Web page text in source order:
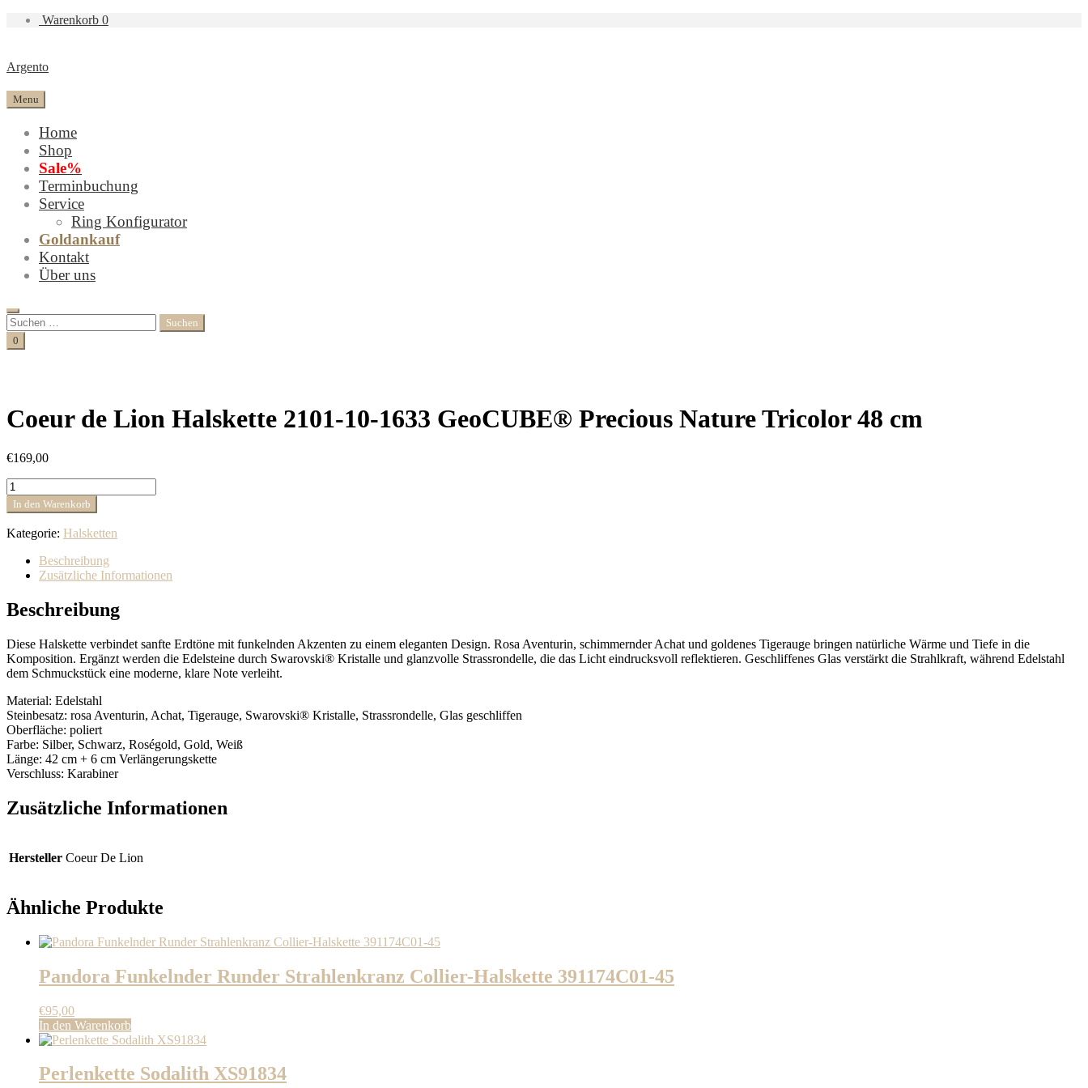
Warenkorb 0
Argento
Menu
Home
Shop
Sale%
Terminbuchung
Service
Ring Konfigurator
Goldankauf
Kontakt
Über uns
Search
Suchen
nach:
Cart
0
Coeur de Lion Halskette 2101-10-1633 GeoCUBE® Precious Nature Tricolor 48 cm
€169,00
Coeur
de
Lion
Halskette
2101-
1633
Precious
Nature
48
cm
Menge
In den Warenkorb
Kategorie: Halsketten
Beschreibung
Zusätzliche Informationen
Beschreibung
Diese Halskette verbindet sanfte Erdtöne mit funkelnden Akzenten zu einem eleganten Design. Rosa Aventurin, schimmernder Achat und goldenes Tigerauge bringen natürliche Wärme und Tiefe in die
Komposition. Ergänzt werden die Edelsteine durch Swarovski® Kristalle und glanzvolle Strassrondelle, die das Licht eindrucksvoll reflektieren. Geschliffenes Glas verstärkt die Strahlkraft, während Edelstahl
dem Schmuckstück eine moderne, klare Note verleiht.
Material: Edelstahl
Steinbesatz: rosa Aventurin, Achat, Tigerauge, Swarovski® Kristalle, Strassrondelle, Glas geschliffen
Oberfläche: poliert
Farbe: Silber, Schwarz, Roségold, Gold, Weiß
Länge: 42 cm + 6 cm Verlängerungskette
Verschluss: Karabiner
Zusätzliche Informationen
Hersteller Coeur De Lion
Ähnliche Produkte
Pandora Funkelnder Runder Strahlenkranz Collier-Halskette 391174C01-45
€95,00
In den Warenkorb
Perlenkette Sodalith XS91834